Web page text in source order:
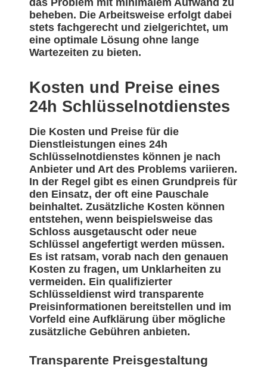
das Problem mit minimalem Aufwand zu
beheben. Die Arbeitsweise erfolgt dabei
stets fachgerecht und zielgerichtet, um
eine optimale Lösung ohne lange
Wartezeiten zu bieten.
Kosten und Preise eines
24h Schlüsselnotdienstes
Die Kosten und Preise für die
Dienstleistungen eines 24h
Schlüsselnotdienstes können je nach
Anbieter und Art des Problems variieren.
In der Regel gibt es einen Grundpreis für
den Einsatz, der oft eine Pauschale
beinhaltet. Zusätzliche Kosten können
entstehen, wenn beispielsweise das
Schloss ausgetauscht oder neue
Schlüssel angefertigt werden müssen.
Es ist ratsam, vorab nach den genauen
Kosten zu fragen, um Unklarheiten zu
vermeiden. Ein qualifizierter
Schlüsseldienst wird transparente
Preisinformationen bereitstellen und im
Vorfeld eine Aufklärung über mögliche
zusätzliche Gebühren anbieten.
Transparente Preisgestaltung